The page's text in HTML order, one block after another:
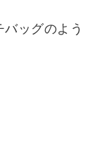
ッグのよう